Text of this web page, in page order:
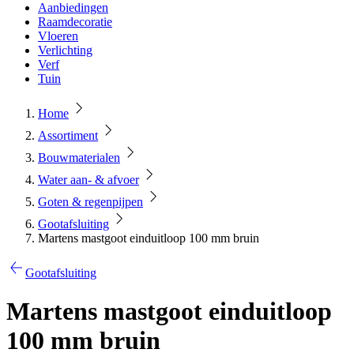
Aanbiedingen
Raamdecoratie
Vloeren
Verlichting
Verf
Tuin
Home
Assortiment
Bouwmaterialen
Water aan- & afvoer
Goten & regenpijpen
Gootafsluiting
Martens mastgoot einduitloop 100 mm bruin
Gootafsluiting
Martens mastgoot einduitloop
100 mm bruin